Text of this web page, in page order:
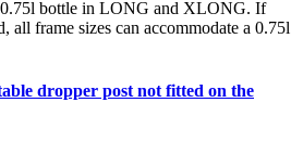
bottle in LONG and XLONG. If
all frame sizes can accommodate a 0.75l
dropper post not fitted on the